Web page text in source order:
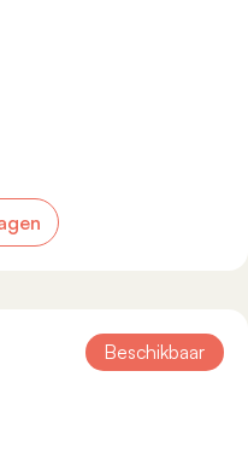
Beschikbaar